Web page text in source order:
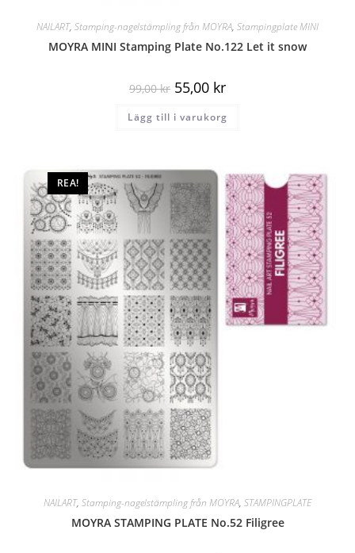
NAILART, Stamping-nagelstämpling från MOYRA, Stampingplate MINI
MOYRA MINI Stamping Plate No.122 Let it snow
99,00kr 55,00 kr
Lägg till i varukorg
REA!
NAILART, Stamping-nagelstämpling från MOYRA, STAMPINGPLATE
MOYRA STAMPING PLATE No.52 Filigree